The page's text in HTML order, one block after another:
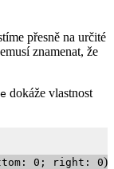
přesně na určité
znamenat, že
dokáže vlastnost
0; right: 0)